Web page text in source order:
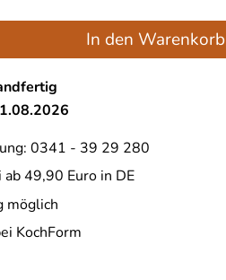
In den Warenkorb
0341 - 39 29 280
49,90 Euro in DE
möglich
KochForm